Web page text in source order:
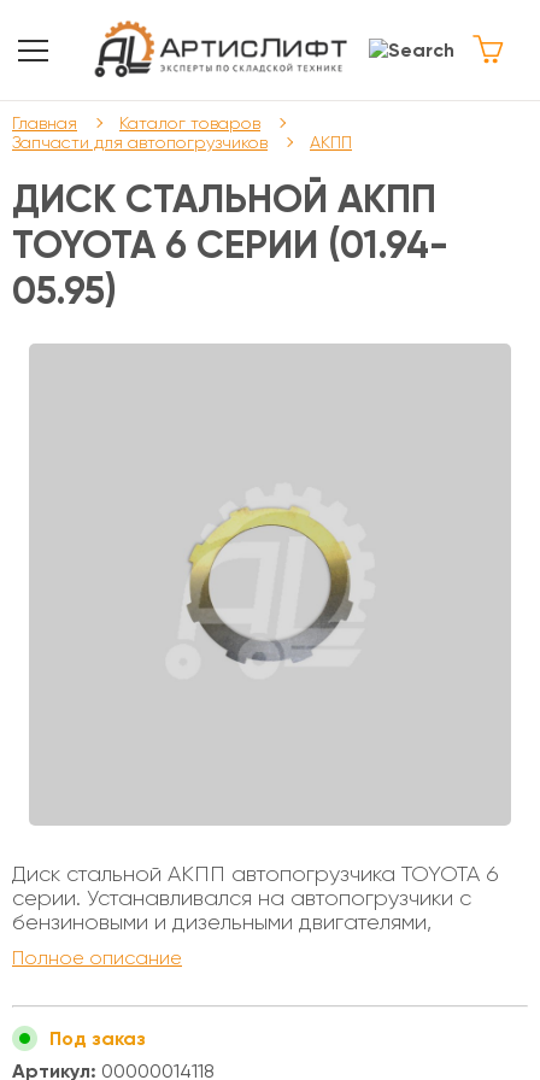
Главная
Каталог товаров
Запчасти для автопогрузчиков
АКПП
ДИСК СТАЛЬНОЙ АКПП
TOYOTA 6 СЕРИИ (01.94-
05.95)
Диск стальной АКПП автопогрузчика TOYOTA 6
серии. Устанавливался на автопогрузчики с
бензиновыми и дизельными двигателями,
грузоподъемностью от 1 до 3х тонн. Внутренний
диаметр - 114мм Внешний диаметр - 161мм
грузоподъемности.
Полное описание
Под заказ
Артикул: 00000014118